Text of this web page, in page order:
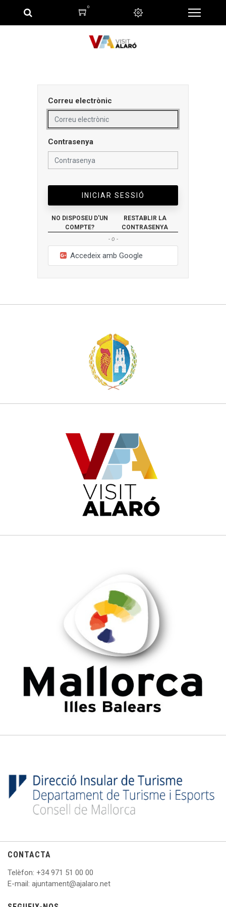
0
Correu electrònic
Contrasenya
INICIAR SESSIÓ
NO DISPOSEU D'UN
COMPTE?
RESTABLIR LA
CONTRASENYA
- o -
Accedeix amb Google
CONTACTA
Telèfon: +34 971 51 00 00
E-mail: ajuntament@ajalaro.net